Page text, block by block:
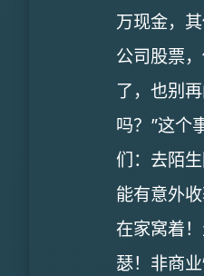
万现金，
公司股票
了，也别
吗？”这个
们：去陌
能有意外
在家窝着
瑟！非商